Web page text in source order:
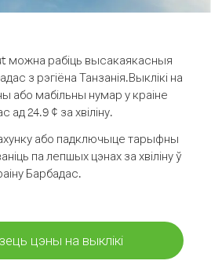
можна рабіць высакаякасныя
з рэгіёна Танзанія.Выклікі на
або мабільны нумар у краіне
ад 24.9 ¢ за хвіліну.
або падключыце тарыфны
па лепшых цэнах за хвіліну ў
Барбадас.
цэны на выклікі